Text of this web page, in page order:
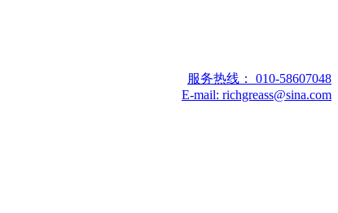
服务热线： 010-58607048
E-mail: richgreass@sina.com